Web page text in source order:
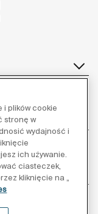
i plików cookie
stronę w
wydajność i
ich używanie.
ciasteczek,
kliknięcie na „